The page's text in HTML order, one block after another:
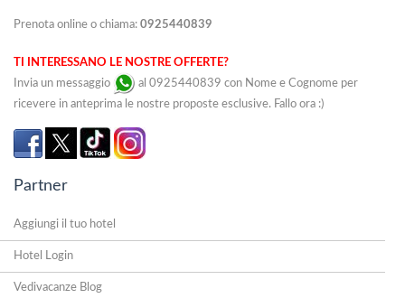
Prenota online o chiama: 0925440839
TI INTERESSANO LE NOSTRE OFFERTE?
Invia un messaggio
al 0925440839 con Nome e Cognome per
ricevere in anteprima le nostre proposte esclusive. Fallo ora :)
Partner
Aggiungi il tuo hotel
Hotel Login
Vedivacanze Blog